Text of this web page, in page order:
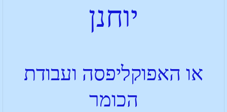
יוחנן
או האפוקליפסה ועבודת
הכומר